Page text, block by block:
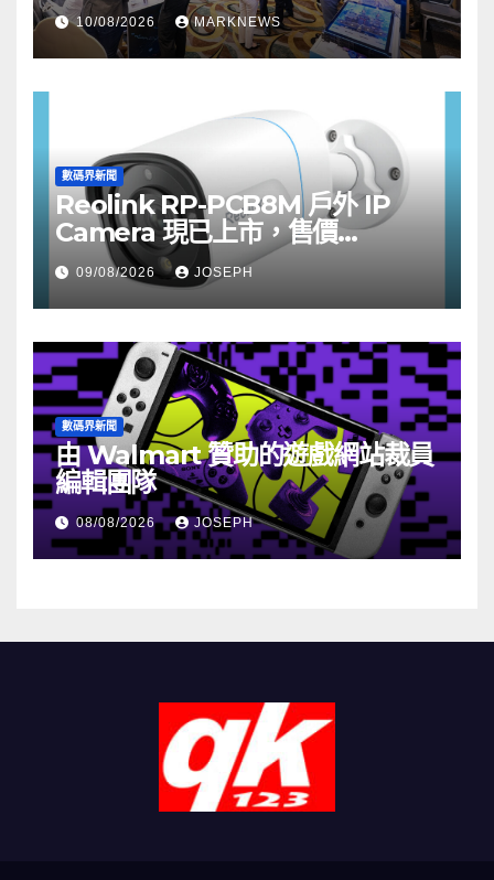
10/08/2026 MARKNEWS
數碼界新聞
Reolink RP-PCB8M 戶外 IP
Camera 現已上市，售價
HK$722
09/08/2026 JOSEPH
數碼界新聞
由 Walmart 贊助的遊戲網站裁員
編輯團隊
08/08/2026 JOSEPH